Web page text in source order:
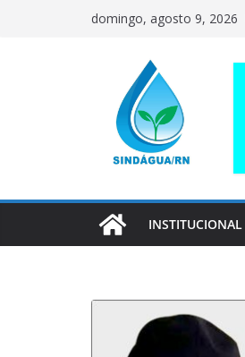
domingo, agosto 9, 2026
INSTITUCIONAL